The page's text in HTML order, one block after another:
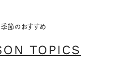
季節のおすすめ
TOPICS